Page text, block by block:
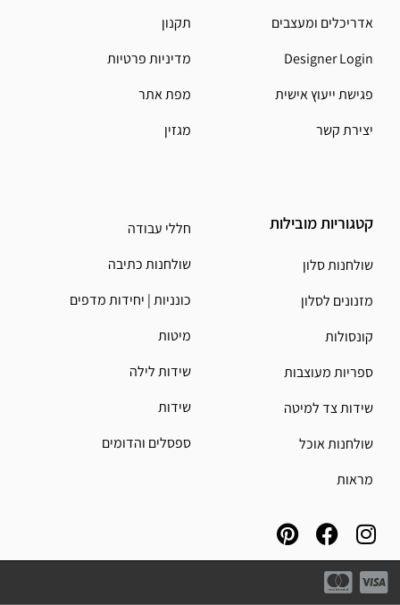
אדריכלים ומעצבים
Designer Login
פגישת ייעוץ אישית
יצירת קשר
קטגוריות מובילות
שולחנות סלון
מזנונים לסלון
קונסולות
ספריות מעוצבות
שידות צד למיטה
שולחנות אוכל
מראות
תקנון
מדיניות פרטיות
מפת אתר
מגזין
חללי עבודה
שולחנות כתיבה
כונניות | יחידות מדפים
מיטות
שידות לילה
שידות
ספסלים והדומים